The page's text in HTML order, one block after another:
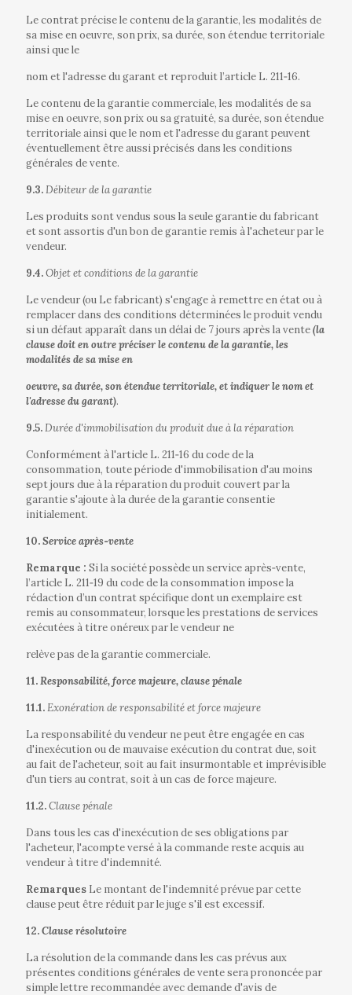
Le contrat précise le contenu de la garantie, les modalités de
sa mise en oeuvre, son prix, sa durée, son étendue territoriale
ainsi que le
nom et l'adresse du garant et reproduit l’article L. 211‐16.
Le contenu de la garantie commerciale, les modalités de sa
mise en oeuvre, son prix ou sa gratuité, sa durée, son étendue
territoriale ainsi que le nom et l'adresse du garant peuvent
éventuellement être aussi précisés dans les conditions
générales de vente.
9.3.Débiteur de la garantie
Les produits sont vendus sous la seule garantie du fabricant
et sont assortis d'un bon de garantie remis à l'acheteur par le
vendeur.
9.4.Objet et conditions de la garantie
Le vendeur (ou Le fabricant) s'engage à remettre en état ou à
remplacer dans des conditions déterminées le produit vendu
si un défaut apparaît dans un délai de 7 jours après la vente(la
clause doit en outre préciser le contenu de la garantie, les
modalités de sa mise en
oeuvre, sa durée, son étendue territoriale, et indiquer le nom et
l'adresse du garant).
9.5.Durée d'immobilisation du produit due à la réparation
Conformément à l'article L. 211‐16 du code de la
consommation, toute période d'immobilisation d'au moins
sept jours due à la réparation du produit couvert par la
garantie s'ajoute à la durée de la garantie consentie
initialement.
10.Service après‐vente
Remarque : Si la société possède un service après‐vente,
l’article L. 211‐19 du code de la consommation impose la
rédaction d’un contrat spécifique dont un exemplaire est
remis au consommateur, lorsque les prestations de services
exécutées à titre onéreux par le vendeur ne
relève pas de la garantie commerciale.
11.Responsabilité, force majeure, clause pénale
11.1.Exonération de responsabilité et force majeure
La responsabilité du vendeur ne peut être engagée en cas
d'inexécution ou de mauvaise exécution du contrat due, soit
au fait de l'acheteur, soit au fait insurmontable et imprévisible
d'un tiers au contrat, soit à un cas de force majeure.
11.2.Clause pénale
Dans tous les cas d'inexécution de ses obligations par
l'acheteur, l'acompte versé à la commande reste acquis au
vendeur à titre d'indemnité.
Remarques Le montant de l'indemnité prévue par cette
clause peut être réduit par le juge s'il est excessif.
12.Clause résolutoire
La résolution de la commande dans les cas prévus aux
présentes conditions générales de vente sera prononcée par
simple lettre recommandée avec demande d'avis de